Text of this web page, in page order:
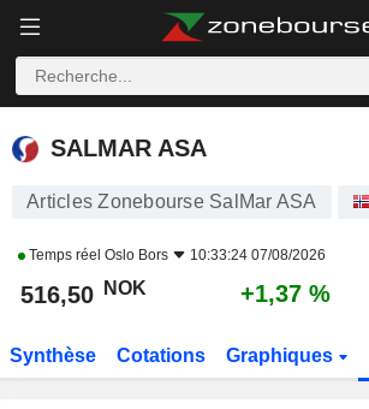
SALMAR ASA
SALMAR ASA
Articles Zonebourse SalMar ASA
Temps réel Oslo Bors 10:33:24 07/08/2026
516,50 NOK +1,37 %
Synthèse Cotations Graphiques